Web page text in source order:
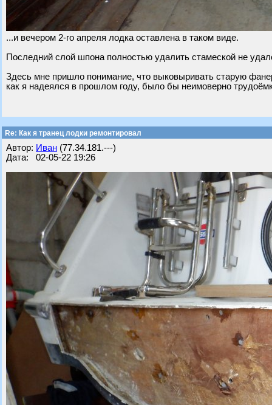
...и вечером 2-го апреля лодка оставлена в таком виде.
Последний слой шпона полностью удалить стамеской не
Здесь мне пришло понимание, что выковыривать старую
как я надеялся в прошлом году, было бы неимоверно
Re: Как я транец лодки ремонтировал
Автор: Иван (77.34.181.---)
Дата: 02-05-22 19:26